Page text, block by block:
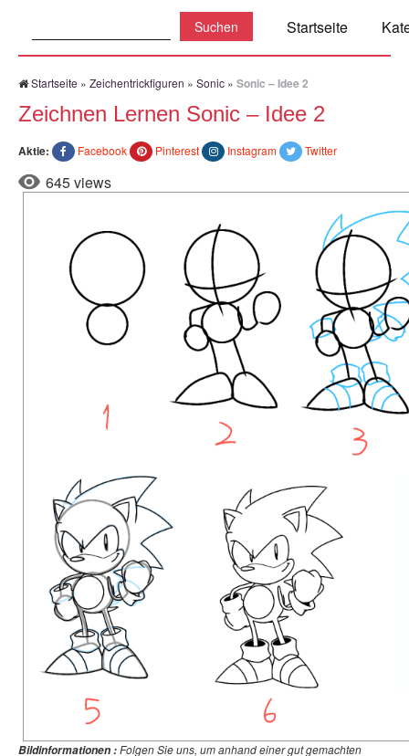
Startseite
Startseite » Zeichentrickfiguren » Sonic » Sonic – Idee 2
Zeichnen Lernen Sonic – Idee 2
Aktie: Facebook Pinterest Instagram Twitter
645 views
Bildinformationen :Folgen Sie uns, um anhand einer gut gemachten